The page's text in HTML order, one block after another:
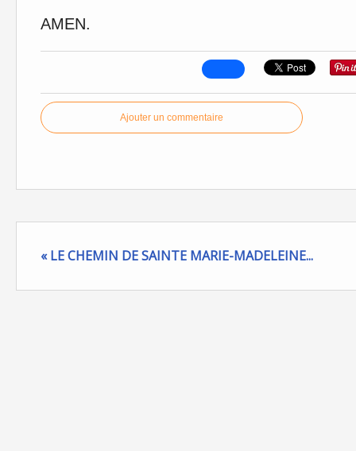
AMEN.
Ajouter un commentaire
« LE CHEMIN DE SAINTE MARIE-MADELEINE...